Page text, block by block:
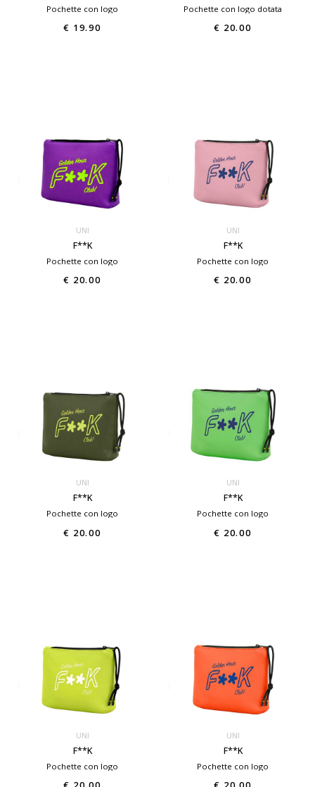
Pochette con logo
€ 19.90
Pochette con logo dotata
€ 20.00
UNI
F**K
Pochette con logo
€ 20.00
UNI
F**K
Pochette con logo
€ 20.00
UNI
F**K
Pochette con logo
€ 20.00
UNI
F**K
Pochette con logo
€ 20.00
UNI
F**K
Pochette con logo
UNI
F**K
Pochette con logo